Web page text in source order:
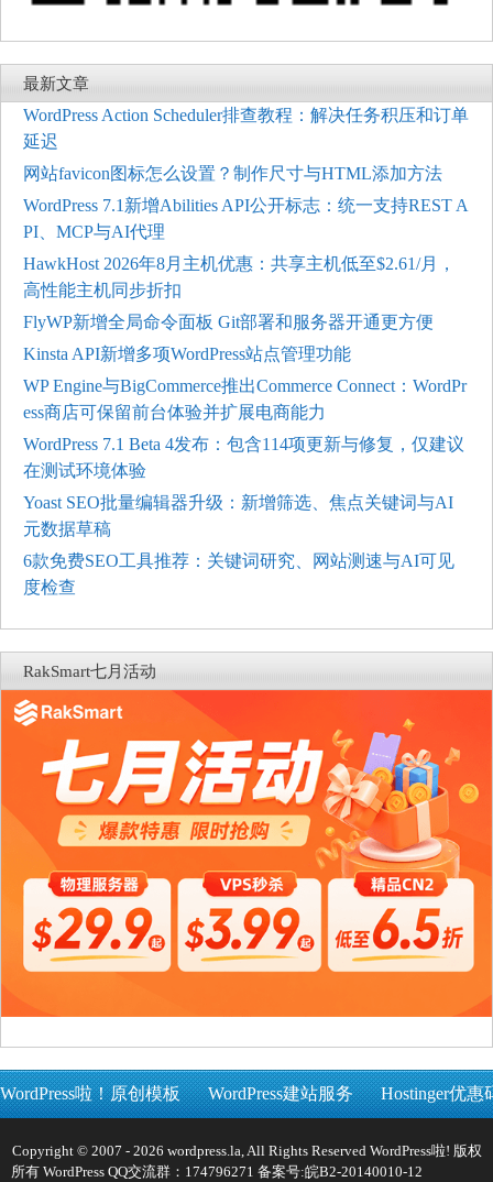
最新文章
WordPress Action Scheduler排查教程：解决任务积压和订单
延迟
网站favicon图标怎么设置？制作尺寸与HTML添加方法
WordPress 7.1新增Abilities API公开标志：统一支持REST A
PI、MCP与AI代理
HawkHost 2026年8月主机优惠：共享主机低至$2.61/月，
高性能主机同步折扣
FlyWP新增全局命令面板 Git部署和服务器开通更方便
Kinsta API新增多项WordPress站点管理功能
WP Engine与BigCommerce推出Commerce Connect：WordPr
ess商店可保留前台体验并扩展电商能力
WordPress 7.1 Beta 4发布：包含114项更新与修复，仅建议
在测试环境体验
Yoast SEO批量编辑器升级：新增筛选、焦点关键词与AI
元数据草稿
6款免费SEO工具推荐：关键词研究、网站测速与AI可见
度检查
RakSmart七月活动
WordPress啦！原创模板 WordPress建站服务 Hostinger优惠
Copyright © 2007 - 2026 wordpress.la, All Rights Reserved WordPress啦! 版权
所有 WordPress QQ交流群：174796271 备案号:皖B2-20140010-12